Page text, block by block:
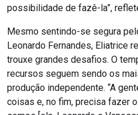
possibilidade de fazê-la”,
Mesmo sentindo-se segura
Leonardo Fernandes, Eliatrice
trouxe grandes desafios. O
recursos seguem sendo os
produção independente. “A
coisas e, no fim, precisa fazer